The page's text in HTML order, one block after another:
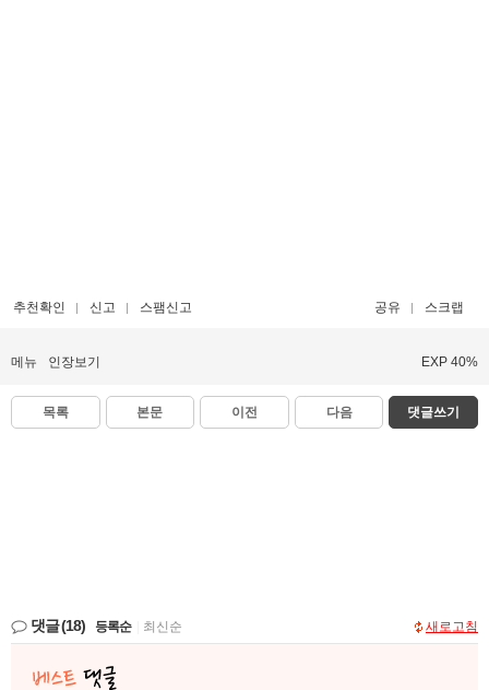
추천확인 신고 스팸신고 공유 스크랩
메뉴 인장보기 EXP 40%
목록 본문 이전 다음 댓글쓰기
댓글(18) 등록순 최신순 새로고침